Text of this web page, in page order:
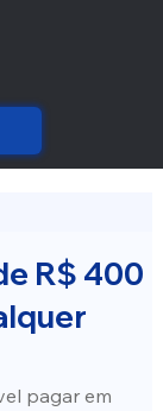
R$ 400
pagar em